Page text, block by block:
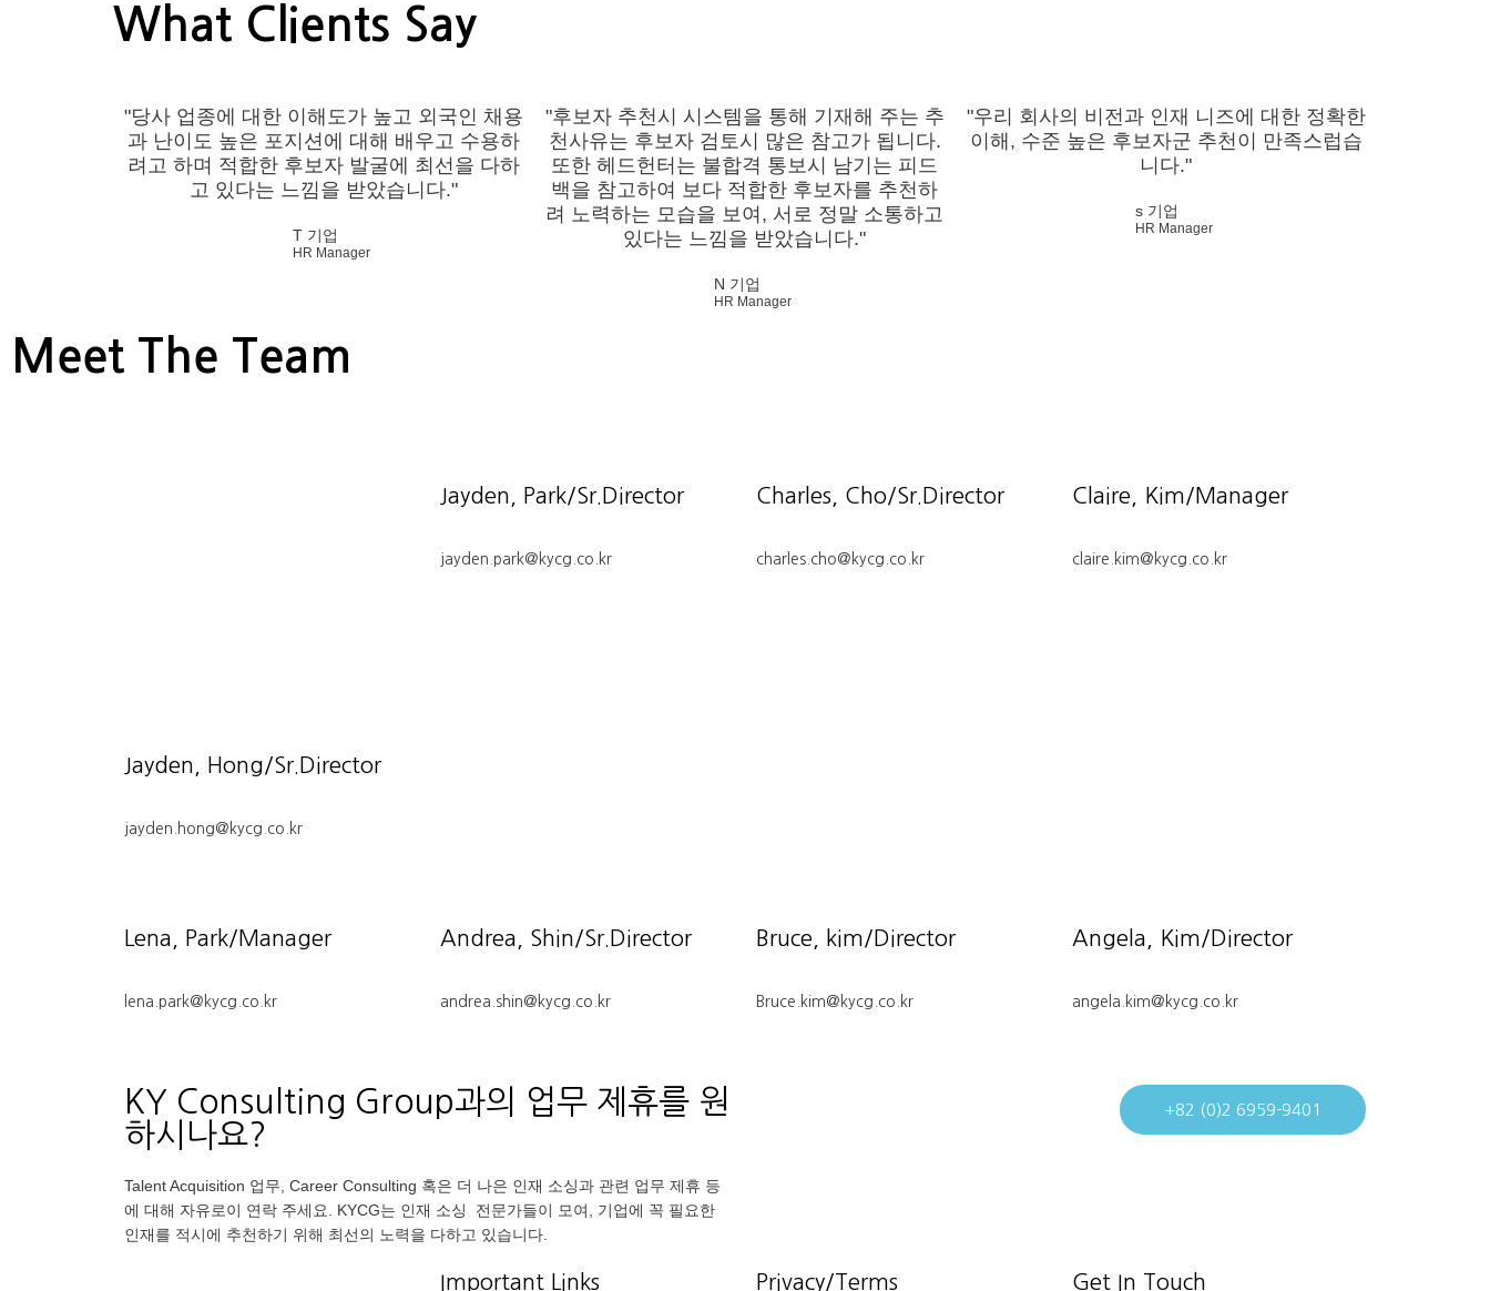
What Clients Say
"당사 업종에 대한 이해도가 높고 외국인 채용
과 난이도 높은 포지션에 대해 배우고 수용하
려고 하며 적합한 후보자 발굴에 최선을 다하
고 있다는 느낌을 받았습니다."
T 기업
HR Manager
"후보자 추천시 시스템을 통해 기재해 주는 추
천사유는 후보자 검토시 많은 참고가 됩니다.
또한 헤드헌터는 불합격 통보시 남기는 피드
백을 참고하여 보다 적합한 후보자를 추천하
려 노력하는 모습을 보여, 서로 정말 소통하고
있다는 느낌을 받았습니다."
N 기업
HR Manager
"우리 회사의 비전과 인재 니즈에 대한 정확한
이해, 수준 높은 후보자군 추천이 만족스럽습
니다."
s 기업
HR Manager
KY Consulting Group과의 업무 제휴를 원
하시나요?
Talent Acquisition 업무, Career Consulting 혹은 더 나은 인재 소싱과 관련 업무 제휴 등
에 대해 자유로이 연락 주세요. KYCG는 인재 소싱 전문가들이 모여, 기업에 꼭 필요한
인재를 적시에 추천하기 위해 최선의 노력을 다하고 있습니다.
+82 (0)2 6959-9401
Important Links Privacy/Terms Get In Touch